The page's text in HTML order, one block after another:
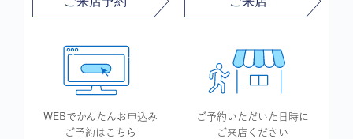
WEBでかんたんお申込み
ご予約はこちら
ご予約いただいた 日時に
ご来店ください